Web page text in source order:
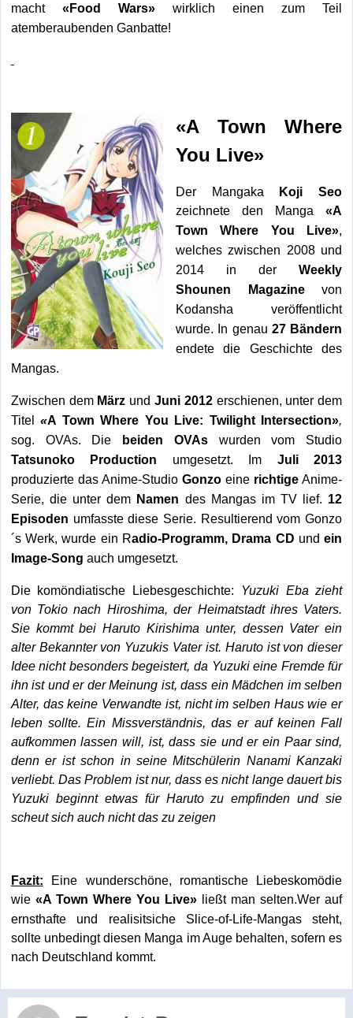
macht «Food Wars»wirklich einen zum Teil
atemberaubenden Ganbatte!
«A Town Where
You Live»
Der Mangaka
Koji Seo
zeichnete den Manga«A
Town Where You Live»,
welches zwischen 2008 und
2014 in der Weekly
Shounen Magazinevon
Kodansha veröffentlicht
wurde. In genau 27 Bändern
endete die Geschichte des
Mangas.
Zwischen dem März undJuni 2012erschienen, unter dem
Titel«A Town Where You Live: Twilight Intersection»,
sog. OVAs. Die
beiden OVAswurden vom Studio
Tatsunoko Production umgesetzt. Im Juli 2013
produzierte das Anime-Studio Gonzo eine richtige Anime-
Serie, die unter dem Namen des Mangas im TV lief. 12
Episoden umfasste diese Serie. Resultierend vom Gonzo
´s Werk, wurde ein Radio-Programm, Drama CD und ein
Image-Song auch umgesetzt.
Die komöndiatische Liebesgeschichte: Yuzuki Eba zieht
von Tokio nach Hiroshima, der Heimatstadt ihres Vaters.
Sie kommt bei Haruto Kirishima unter, dessen Vater ein
alter Bekannter von Yuzukis Vater ist. Haruto ist von dieser
Idee nicht besonders begeistert, da Yuzuki eine Fremde für
ihn ist und er der Meinung ist, dass ein Mädchen im selben
Alter, das keine Verwandte ist, nicht im selben Haus wie er
leben sollte. Ein Missverständnis, das er auf keinen Fall
aufkommen lassen will, ist, dass sie und er ein Paar sind,
denn er ist schon in seine Mitschülerin Nanami Kanzaki
verliebt. Das Problem ist nur, dass es nicht lange dauert bis
Yuzuki beginnt etwas für Haruto zu empfinden und sie
scheut sich auch nicht das zu zeigen
Fazit: Eine wunderschöne, romantische Liebeskomödie
wie «A Town Where You Live»
ließt man selten.Wer auf
ernsthafte und realisitsiche Slice-of-Life-Mangas steht,
sollte unbedingt diesen Manga im Auge behalten, sofern es
nach Deutschland kommt.